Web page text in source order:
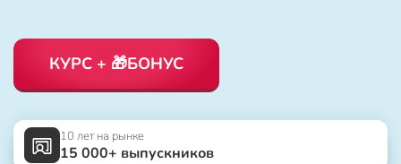
КУРС + 🎁БОНУС
10 лет на рынке
15 000+ выпускников